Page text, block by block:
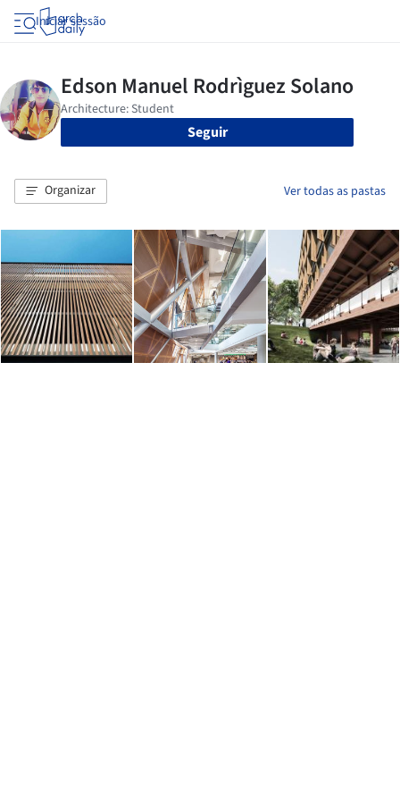
Iniciar sessão
Seguir
Organizar Ver todas as pastas